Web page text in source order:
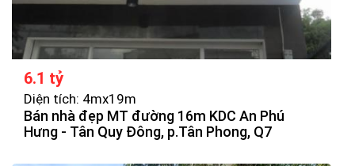
6.1 tỷ
Diện tích: 4mx19m
Bán nhà đẹp MT đường 16m KDC An Phú
Hưng - Tân Quy Đông, p.Tân Phong, Q7